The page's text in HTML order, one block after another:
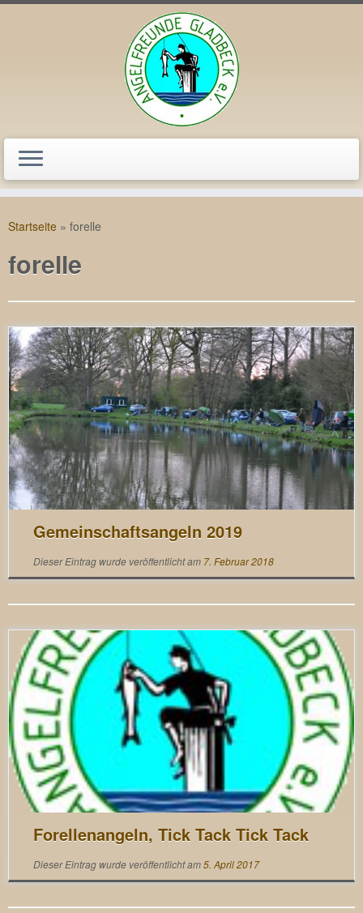
Inhalt
Startseite » forelle
forelle
Gemeinschaftsangeln 2019
Dieser Eintrag wurde veröffentlicht am 7. Februar 2018
Forellenangeln, Tick Tack Tick Tack
Dieser Eintrag wurde veröffentlicht am5. April 2017